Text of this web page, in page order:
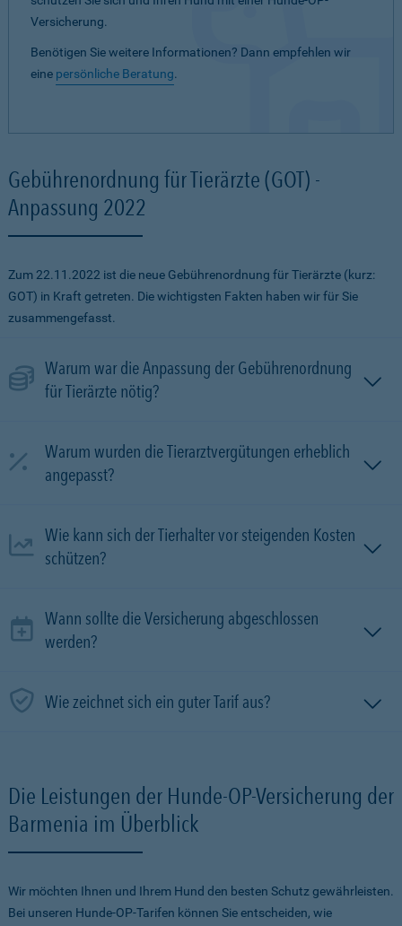
Versicherung.
Benötigen Sie weitere Informationen? Dann empfehlen wir
eine persönliche Beratung.
Gebührenordnung für Tierärzte (GOT) -
Anpassung 2022
Zum 22.11.2022 ist die neue Gebührenordnung für Tierärzte (kurz:
GOT) in Kraft getreten. Die wichtigsten Fakten haben wir für Sie
zusammengefasst.
Warum war die Anpassung der Gebührenordnung
für Tierärzte nötig?
Warum wurden die Tierarztvergütungen erheblich
angepasst?
Wie kann sich der Tierhalter vor steigenden Kosten
schützen?
Wann sollte die Versicherung abgeschlossen
werden?
Wie zeichnet sich ein guter Tarif aus?
Die Leistungen der Hunde-OP-Versicherung der
Barmenia im Überblick
Wir möchten Ihnen und Ihrem Hund den besten Schutz gewährleisten.
Bei unseren Hunde-OP-Tarifen können Sie entscheiden, wie